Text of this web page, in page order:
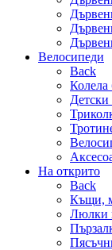
Велосипеди
Back
Колела
Детски
На открито
Back
Къщи,
Люлки